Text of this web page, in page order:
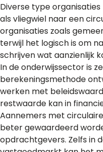
Diverse type
als vliegwiel naar een
organisaties zoals
terwijl het logisch is om
schrijven wat aanzienlijk
In de onderwijssector is
berekeningsmethode
werken met
restwaarde kan in
Aannemers met
beter gewaardeerd
opdrachtgevers. Zelfs in